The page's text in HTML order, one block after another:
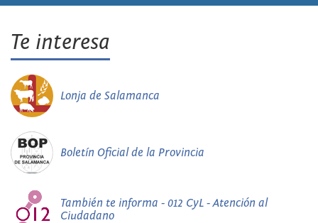
Te interesa
Lonja de Salamanca
Boletín Oficial de la Provincia
También te informa - 012 CyL - Atención al
Ciudadano